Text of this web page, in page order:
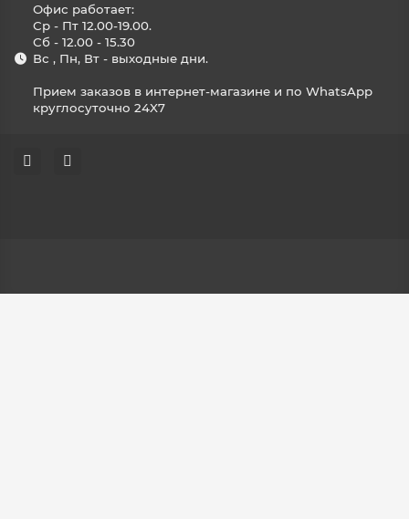
Офис работает:
Ср - Пт 12.00-19.00.
Сб - 12.00 - 15.30
Вс , Пн, Вт - выходные дни.
Прием заказов в интернет-магазине и по WhatsApp
круглосуточно 24X7